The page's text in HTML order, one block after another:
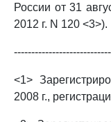
России от 31
2012 г. N 120 <3>).
<1>
2008 г.,